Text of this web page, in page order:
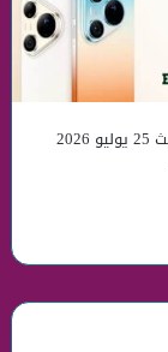
📌 صندوق معلومات سريع المعلومة الحالة آخر تحديث 25 يوليو 2026